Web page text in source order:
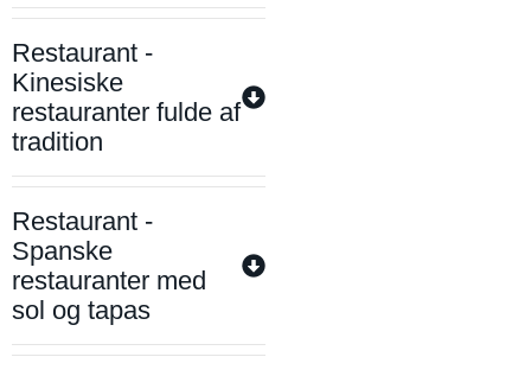
Restaurant -
Kinesiske
restauranter fulde af
tradition
Restaurant -
Spanske
restauranter med
sol og tapas